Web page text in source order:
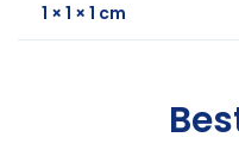
1 × 1 × 1 cm